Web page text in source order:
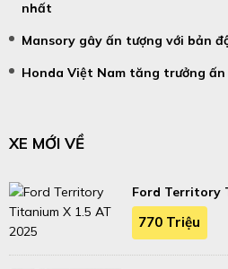
nhất
Mansory gây ấn tượng với bản
Honda Việt Nam tăng trưởng
XE MỚI VỀ
Ford Territory
770 Triệu